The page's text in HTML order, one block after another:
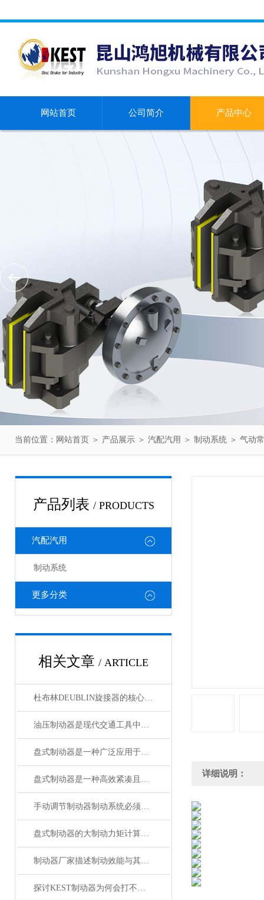
网站首页 公司简介 产品中心
当前位置： 网站首页 ＞ 产品展示 ＞ 汽配汽用 ＞ 制动系统 ＞ 气动
产品列表 / PRODUCTS
汽配汽用
制动系统
更多分类
相关文章 / ARTICLE
杜布林DEUBLIN旋接器的核心在于转子与外壳之间的相对旋转
油压制动器是现代交通工具中常见的制动系统
盘式制动器是一种广泛应用于各类车辆和机械设备的制动系统
盘式制动器是一种高效紧凑且散热性能好的制动系统
手动调节制动器制动系统必须具备的功能
盘式制动器的大制动力矩计算如何做？
制动器厂家描述制动效能与其恒定性的研究
探讨KEST制动器为何会打不开？
详细说明：